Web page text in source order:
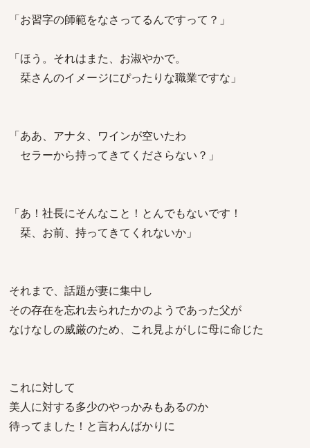
「お習字の師範をなさってるんですって？」
「ほう。それはまた、お淑やかで。
栞さんのイメージにぴったりな職業ですな」
「ああ、アナタ、ワインが空いたわ
セラーから持ってきてくださらない？」
「あ！社長にそんなこと！とんでもないです！
栞、お前、持ってきてくれないか」
それまで、話題が妻に集中し
その存在を忘れ去られたかのようであった父が
なけなしの威厳のため、これ見よがしに母に命じた
これに対して
美人に対する多少のやっかみもあるのか
待ってました！と言わんばかりに